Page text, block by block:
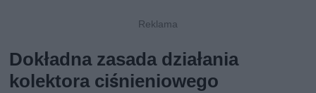
Dokładna zasada działania
kolektora ciśnieniowego